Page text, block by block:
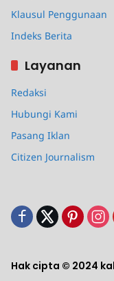
Klausul Penggunaan
Indeks Berita
Layanan
Redaksi
Hubungi Kami
Pasang Iklan
Citizen Journalism
Hak cipta © 2024